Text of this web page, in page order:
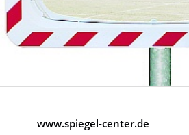
www.spiegel-center.de